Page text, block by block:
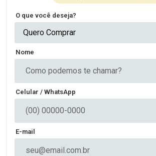
O que você deseja?
Quero Comprar
Nome
Celular / WhatsApp
E-mail